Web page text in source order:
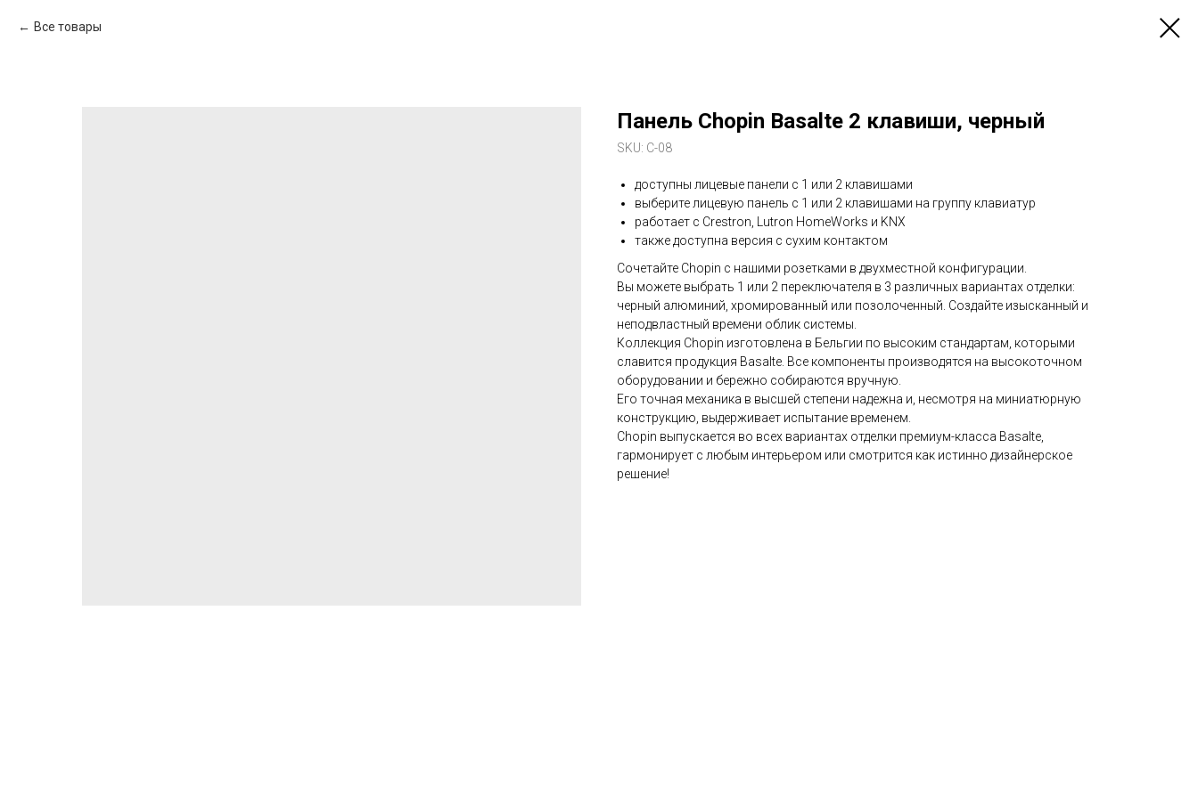
Все товары
Панель Chopin Basalte 2 клавиши, черный
SKU: C-08
доступны лицевые панели с 1 или 2 клавишами
выберите лицевую панель с 1 или 2 клавишами на группу клавиатур
работает с Crestron, Lutron HomeWorks и KNX
также доступна версия с сухим контактом
Сочетайте Chopin с нашими розетками в двухместной конфигурации.
Вы можете выбрать 1 или 2 переключателя в 3 различных вариантах отделки:
черный алюминий, хромированный или позолоченный. Создайте изысканный и
неподвластный времени облик системы.
Коллекция Chopin изготовлена в Бельгии по высоким стандартам, которыми
славится продукция Basalte. Все компоненты производятся на высокоточном
оборудовании и бережно собираются вручную.
Его точная механика в высшей степени надежна и, несмотря на миниатюрную
конструкцию, выдерживает испытание временем.
Chopin выпускается во всех вариантах отделки премиум-класса Basalte,
гармонирует с любым интерьером или смотрится как истинно дизайнерское
решение!